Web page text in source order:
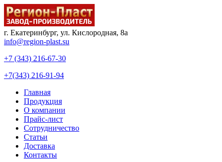
г. Екатеринбург, ул. Кислородная, 8а
info@region-plast.su
+7 (343) 216-67-30
+7(343) 216-91-94
Главная
Продукция
О компании
Прайс-лист
Сотрудничество
Статьи
Доставка
Контакты